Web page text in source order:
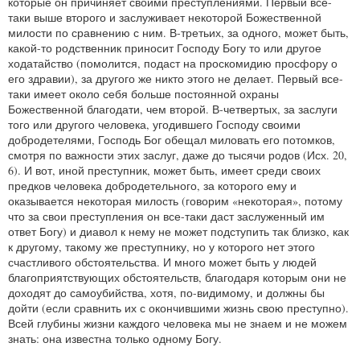
таки выше второго и заслуживает некоторой Божественной
милости по сравнению с ним. В-третьих, за одного, может быть,
какой-то родственник приносит Господу Богу то или другое
ходатайство (помолится, подаст на проскомидию просфору о
его здравии), за другого же никто этого не делает. Первый все-
таки имеет около себя больше постоянной охраны
Божественной благодати, чем второй. В-четвертых, за заслуги
того или другого человека, угодившего Господу своими
добродетелями, Господь Бог обещал миловать его потомков,
смотря по важности этих заслуг, даже до тысячи родов (Исх. 20,
6). И вот, иной преступник, может быть, имеет среди своих
предков человека добродетельного, за которого ему и
оказывается некоторая милость (говорим «некоторая», потому
что за свои преступления он все-таки даст заслуженный им
ответ Богу) и диавол к нему не может подступить так близко, как
к другому, такому же преступнику, но у которого нет этого
счастливого обстоятельства. И много может быть у людей
благоприятствующих обстоятельств, благодаря которым они не
доходят до самоубийства, хотя, по-видимому, и должны бы
дойти (если сравнить их с окончившими жизнь свою преступно).
Всей глубины жизни каждого человека мы не знаем и не можем
знать: она известна только одному Богу.